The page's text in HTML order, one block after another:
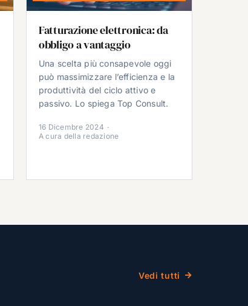
Fatturazione elettronica: da
obbligo a vantaggio
Una scelta più consapevole oggi
può massimizzare l’efficienza e la
produttività del ciclo attivo e
passivo. Lo spiega Top Consult.
16 Dicembre 2024 ·
A cura della redazione
Vedi tutti